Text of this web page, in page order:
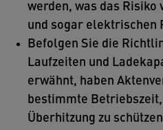
werden, was das Risiko
und sogar elektrischen
Befolgen Sie die
Laufzeiten und
erwähnt, haben
bestimmte
Überhitzung zu